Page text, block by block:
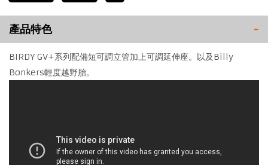
VN 越南
CY 塞普勒斯
產品特色 -
BIRDY GV+系列配備短可調立管加上可調延伸座。以及Billy
Bonkers輕度越野胎。